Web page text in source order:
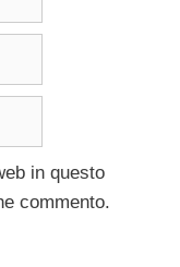
in questo
commento.